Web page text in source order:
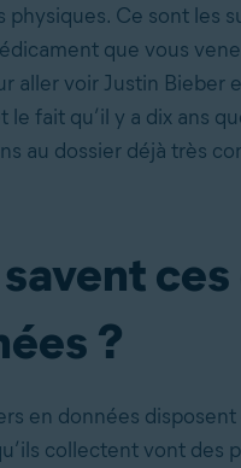
physiques. Ce sont les
que vous
aller voir Justin Bieber
le fait qu’il y a dix ans
au dossier déjà très
?
en données
collectent vont des